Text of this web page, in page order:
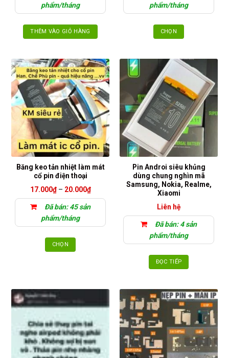
phẩm/tháng
THÊM VÀO GIỎ HÀNG
phẩm/tháng
CHỌN
này
có
nhiều
biến
thể.
Các
tùy
chọn
có
được
chọn
trên
trang
sản
phẩm
Băng keo tản nhiệt làm mát
cổ pin điện thoại
17.000₫ – 20.000₫Khoảng
giá:
17.000₫
20.000₫
Đã bán: 45 sản
phẩm/tháng
CHỌN
có
nhiều
biến
thể.
Các
tùy
chọn
Pin Androi siêu khủng
dùng chung nghìn mã
Samsung, Nokia, Realme,
Xiaomi
Liên hệ
Đã bán: 4 sản
phẩm/tháng
ĐỌC TIẾP